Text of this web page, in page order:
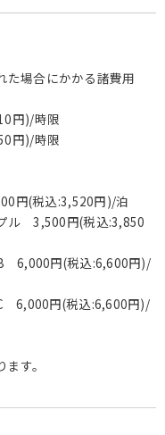
た場合にかかる諸費用
円)/時限
)/時限
込:3,520円)/泊
円(税込:3,850
円(税込:6,600円)/
円(税込:6,600円)/
す。